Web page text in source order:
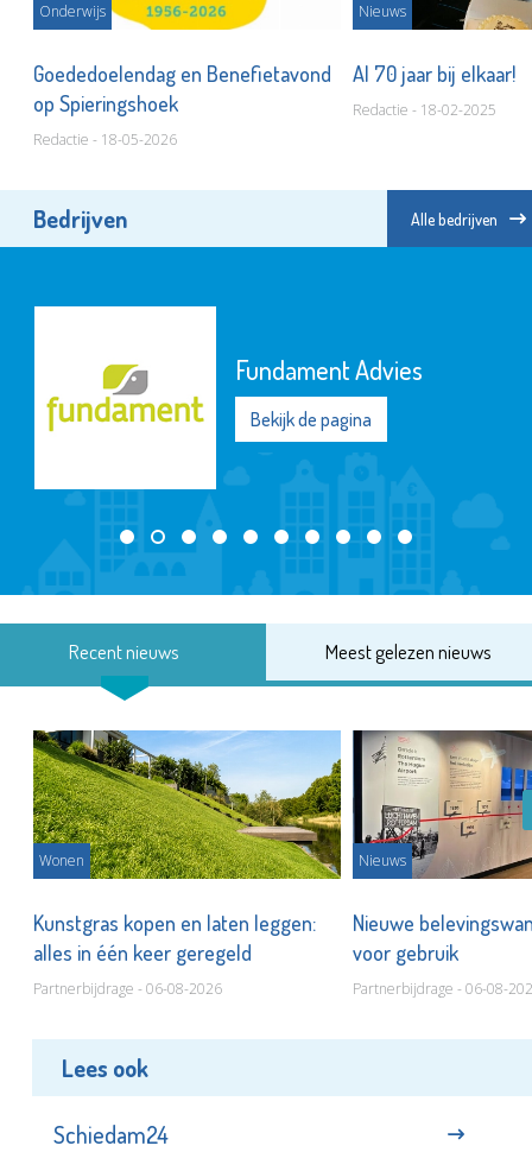
Onderwijs
Goededoelendag en Benefietavond
op Spieringshoek
Redactie - 18-05-2026
Nieuws
Al 70 jaar bij elkaar!
Redactie - 18-02-2025
Bedrijven Alle bedrijven
Fundament Advies
Bekijk de pagina
Recent nieuws Meest gelezen nieuws
Wonen
Kunstgras kopen en laten leggen:
alles in één keer geregeld
Partnerbijdrage - 06-08-2026
Nieuws
Nieuwe
voor gebruik
Partnerbijdrage - 06-08-
Lees ook
Schiedam24